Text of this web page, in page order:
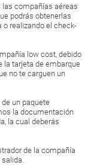
las compañías aéreas
podrás obtenerlas
realizando el check-
low cost, debido
la tarjeta de embarque
no te carguen un
un paquete
la documentación
la cual deberás
de la compañía
salida.